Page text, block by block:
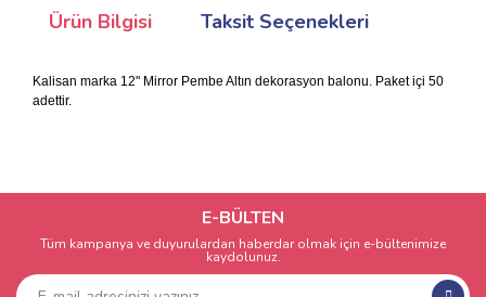
Ürün Bilgisi Taksit Seçenekleri
Kalisan marka 12" Mirror Pembe Altın dekorasyon balonu. Paket içi 50
adettir.
E-BÜLTEN
Tüm kampanya ve duyurulardan haberdar olmak için e-bültenimize
kaydolunuz.